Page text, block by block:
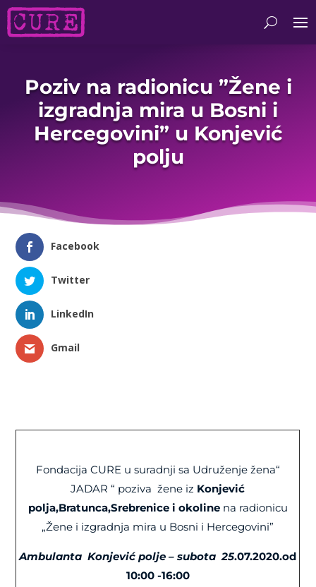
Poziv na radionicu ”Žene i
izgradnja mira u Bosni i
Hercegovini” u Konjević
polju
Facebook
Twitter
LinkedIn
Gmail
Fondacija CURE u suradnji sa Udruženje žena“
JADAR “ poziva žene iz Konjević
polja,Bratunca,Srebrenice i okoline na radionicu
„Žene i izgradnja mira u Bosni i Hercegovini”
Ambulanta Konjević polje – subota 25.07.2020.od
10:00 -16:00